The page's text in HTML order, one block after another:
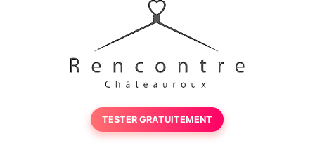
TESTER GRATUITEMENT